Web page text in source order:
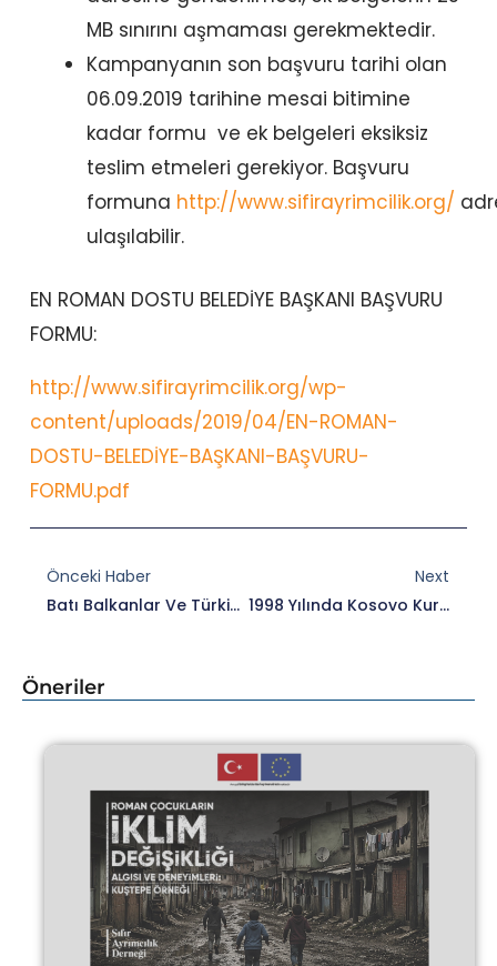
MB sınırını aşmaması gerekmektedir.
Kampanyanın son başvuru tarihi olan
06.09.2019 tarihine mesai bitimine
kadar formu ve ek belgeleri eksiksiz
teslim etmeleri gerekiyor. Başvuru
formuna http://www.sifirayrimcilik.org/
ulaşılabilir.
EN ROMAN DOSTU BELEDİYE BAŞKANI BAŞVURU
FORMU:
http://www.sifirayrimcilik.org/wp-
content/uploads/2019/04/EN-ROMAN-
DOSTU-BELEDİYE-BAŞKANI-BAŞVURU-
FORMU.pdf
Önceki Haber
Batı Balkanlar Ve Türkiye’deki Roman Entegrasyonu Için AB Ödülü 2019
Next
1998 Yılında Kosovo Kurtuluş Ordusu Gerillaları Tarafından Öldürülen 36 Sırp Ve 3 Roman, Toplu Bir Etkinlikte Anıldı.
Öneriler